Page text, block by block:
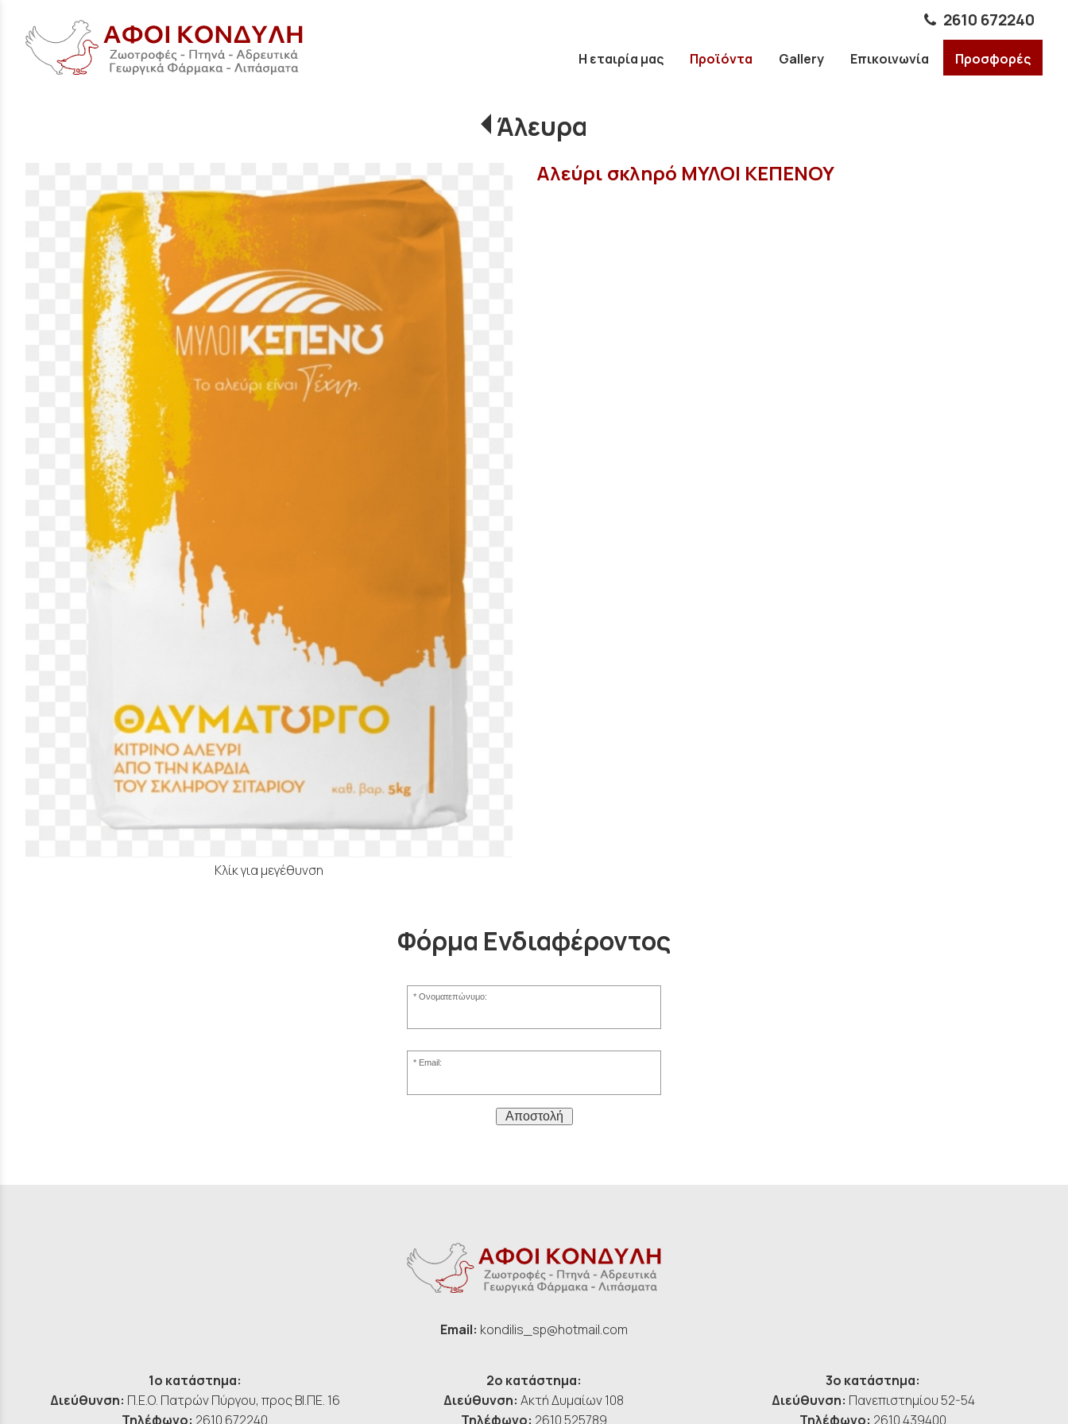
2610 672240
Η εταιρία μας Προϊόντα Gallery Επικοινωνία Προσφορές
Άλευρα
Κλίκ για μεγέθυνση
Αλεύρι σκληρό ΜΥΛΟΙ ΚΕΠΕΝΟΥ
Φόρμα Ενδιαφέροντος
Ονοματεπώνυμο:
Email:
Αποστολή
Email: kondilis_sp@hotmail.com
1ο κατάστημα:
Διεύθυνση: Π.Ε.Ο. Πατρών Πύργου, προς ΒΙ.ΠΕ. 16
Τηλέφωνο: 2610 672240
2ο κατάστημα:
Διεύθυνση:Ακτή Δυμαίων 108
Τηλέφωνο: 2610 525789
3ο κατάστημα:
Διεύθυνση: Πανεπιστημίου 52-54
Τηλέφωνο: 2610 439400